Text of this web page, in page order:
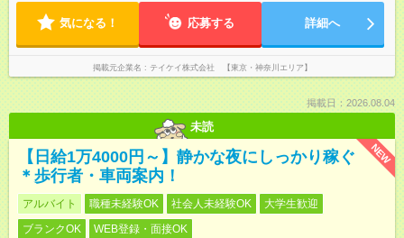
気になる！ 応募する 詳細へ
掲載元企業名 テイケイ株式会社 【東京・神奈川エリア】
掲載日：2026.08.04
未読
NEW
【日給1万4000円～】静かな夜にしっかり稼ぐ
＊歩行者・車両案内！
アルバイト 職種未経験OK 社会人未経験OK
大学生歓迎
ブランクOK
WEB登録・面接OK